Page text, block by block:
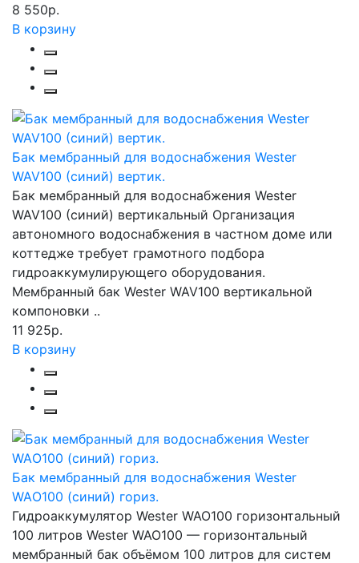
8 550р.
В корзину
Бак мембранный для водоснабжения Wester
WAV100 (синий) вертик.
Бак мембранный для водоснабжения Wester
WAV100 (синий) вертикальный Организация
автономного водоснабжения в частном доме или
коттедже требует грамотного подбора
гидроаккумулирующего оборудования.
Мембранный бак Wester WAV100 вертикальной
компоновки ..
11 925р.
В корзину
Бак мембранный для водоснабжения Wester
WAО100 (синий) гориз.
Гидроаккумулятор Wester WAO100 горизонтальный
100 литров Wester WAO100 — горизонтальный
мембранный бак объёмом 100 литров для систем